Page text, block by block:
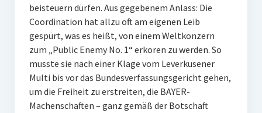
beisteuern dürfen. Aus gegebenem Anlass: Die
Coordination hat allzu oft am eigenen Leib
gespürt, was es heißt, von einem Weltkonzern
zum „Public Enemy No. 1“ erkoren zu werden. So
musste sie nach einer Klage vom Leverkusener
Multi bis vor das Bundesverfassungsgericht gehen,
um die Freiheit zu erstreiten, die BAYER-
Machenschaften – ganz gemäß der Botschaft